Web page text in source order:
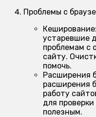
Проблемы с
Кеширование:
устаревшие
проблемам с
сайту.
помочь.
Расширения
расширения
работу
для
полезным.